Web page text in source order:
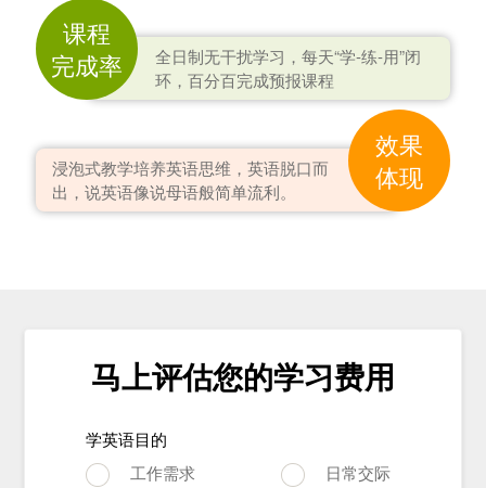
课程
完成率
全日制无干扰学习，每天“学-练-用”闭
环，百分百完成预报课程
效果
体现
浸泡式教学培养英语思维，英语脱口而
出，说英语像说母语般简单流利。
马上评估您的学习费用
学英语目的
工作需求
日常交际